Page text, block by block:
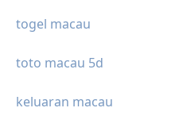
togel macau
toto macau 5d
keluaran macau